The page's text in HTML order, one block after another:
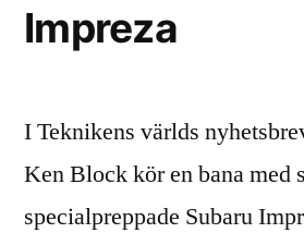
Impreza
I Teknikens världs
Ken Block kör en bana med
specialpreppade Subaru